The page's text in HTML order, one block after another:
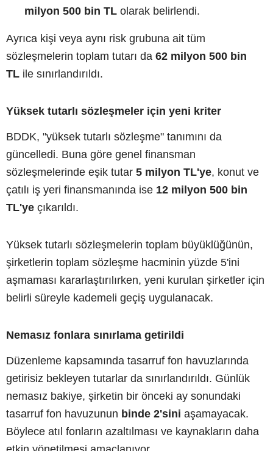
milyon 500 bin TL olarak belirlendi.
Ayrıca kişi veya aynı risk grubuna ait tüm
sözleşmelerin toplam tutarı da 62 milyon 500 bin
TL ile sınırlandırıldı.
Yüksek tutarlı sözleşmeler için yeni kriter
BDDK, "yüksek tutarlı sözleşme" tanımını da
güncelledi. Buna göre genel finansman
sözleşmelerinde eşik tutar 5 milyon TL'ye, konut ve
çatılı iş yeri finansmanında ise 12 milyon 500 bin
TL'ye çıkarıldı.
Yüksek tutarlı sözleşmelerin toplam büyüklüğünün,
şirketlerin toplam sözleşme hacminin yüzde 5'ini
aşmaması kararlaştırılırken, yeni kurulan şirketler için
belirli süreyle kademeli geçiş uygulanacak.
Nemasız fonlara sınırlama getirildi
Düzenleme kapsamında tasarruf fon havuzlarında
getirisiz bekleyen tutarlar da sınırlandırıldı. Günlük
nemasız bakiye, şirketin bir önceki ay sonundaki
tasarruf fon havuzunun binde 2'sini aşamayacak.
Böylece atıl fonların azaltılması ve kaynakların daha